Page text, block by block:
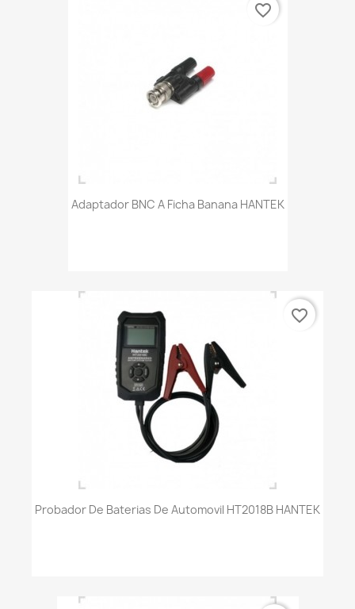
Adaptador BNC A Ficha Banana HANTEK
favorite_border
Probador De Baterias De Automovil HT2018B HANTEK
favorite_border